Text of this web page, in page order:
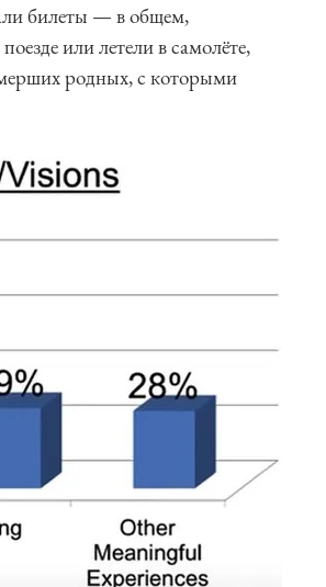
билеты — в общем,
или летели в самолёте,
родных, с которыми